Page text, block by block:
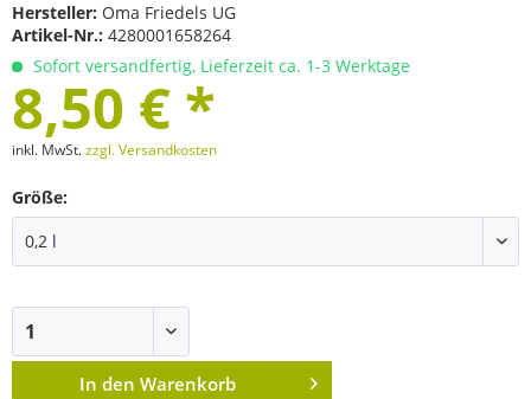
Hersteller: Oma Friedels UG
Artikel-Nr.: 4280001658264
Sofort versandfertig, Lieferzeit ca. 1-3 Werktage
8,50 € *
inkl. MwSt.zzgl. Versandkosten
Größe:
In den Warenkorb